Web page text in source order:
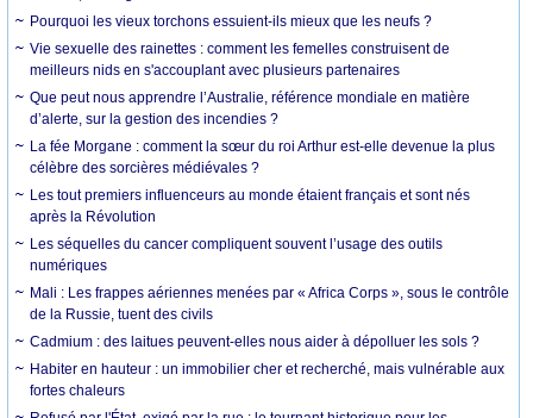
Pourquoi les vieux torchons essuient-ils mieux que les neufs ?
Vie sexuelle des rainettes : comment les femelles construisent de
meilleurs nids en s'accouplant avec plusieurs partenaires
Que peut nous apprendre l’Australie, référence mondiale en matière
d’alerte, sur la gestion des incendies ?
La fée Morgane : comment la sœur du roi Arthur est-elle devenue la plus
célèbre des sorcières médiévales ?
Les tout premiers influenceurs au monde étaient français et sont nés
après la Révolution
Les séquelles du cancer compliquent souvent l’usage des outils
numériques
Mali : Les frappes aériennes menées par « Africa Corps », sous le contrôle
de la Russie, tuent des civils
Cadmium : des laitues peuvent-elles nous aider à dépolluer les sols ?
Habiter en hauteur : un immobilier cher et recherché, mais vulnérable aux
fortes chaleurs